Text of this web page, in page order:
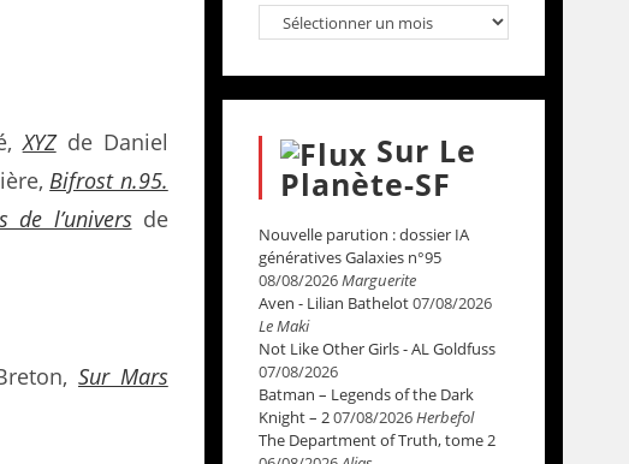
XYZde Daniel
Bifrost n.95.
de l’universde
Sur Mars
Sur Le
Planète-SF
Nouvelle parution : dossier IA
génératives Galaxies n°95
08/08/2026Marguerite
Aven - Lilian Bathelot07/08/2026
Le Maki
Not Like Other Girls - AL Goldfuss
07/08/2026
Batman – Legends of the Dark
Knight – 207/08/2026Herbefol
The Department of Truth, tome 2